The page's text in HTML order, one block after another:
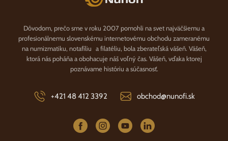
Dôvodom, prečo sme v roku 2007 pomohli na svet najväčšiemu a
profesionálnemu slovenskému internetovému obchodu zameranému
na numizmatiku, notafíliu a filatéliu, bola zberateľská vášeň. Vášeň,
ktorá nás poháňa a obohacuje náš voľný čas. Vášeň, vďaka ktorej
poznávame históriu a súčasnosť.
+421 48 412 3392 obchod@nunofi.sk